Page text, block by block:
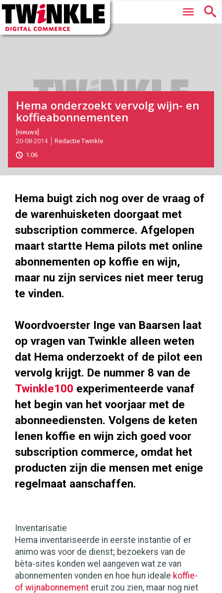
Twinkle
Digital
Commerce
Hoofdmenu
Hema onderzoekt vervolg wijn- en
koffieabonnementen
2014-
08-
20T12:36:00
2017-
05-
[nieuws]
20-08-2014
Redactie Twinkle
1:06
Hema buigt zich nog over de vraag of
de warenhuisketen doorgaat met
subscription commerce. Afgelopen
maart startte Hema pilots met online
abonnementen op koffie en wijn,
maar nu zijn services niet meer terug
te vinden.
Woordvoerster Inge van Baarsen laat
op vragen van Twinkle alleen weten
dat Hema onderzoekt of de pilot een
vervolg krijgt. De nummer 8 van de
Twinkle100 experimenteerde vanaf
het begin van het voorjaar met de
abonneediensten. Volgens de keten
lenen koffie en wijn zich goed voor
subscription commerce, omdat het
producten zijn die mensen met enige
regelmaat aanschaffen.
Inventarisatie
Hema inventariseerde in eerste instantie of er
animo was voor de dienst; bezoekers van de
bèta-sites konden wel aangeven wat ze van
abonnementen vonden en hoe hun ideale koffie-
of wijnabonnement eruit zou zien, maar nog niet